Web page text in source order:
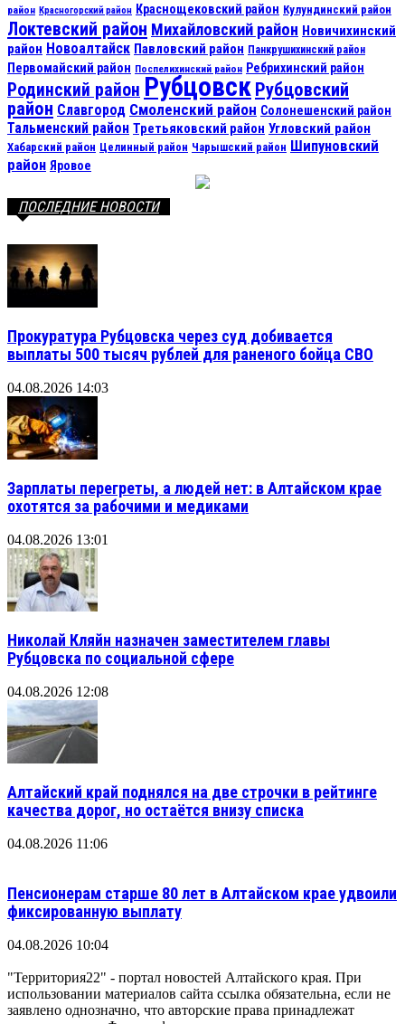
район Красногорский район Краснощековский район Кулундинский район
Локтевский район Михайловский район Новичихинский
район Новоалтайск Павловский район Панкрушихинский район
Первомайский район Поспелихинский район Ребрихинский район
Родинский район Рубцовск Рубцовский
район Славгород Смоленский район Солонешенский район
Тальменский район Третьяковский район Угловский район
Хабарский район Целинный район Чарышский район Шипуновский
район Яровое
ПОСЛЕДНИЕ НОВОСТИ
Прокуратура Рубцовска через суд добивается
выплаты 500 тысяч рублей для раненого бойца СВО
04.08.2026 14:03
Зарплаты перегреты, а людей нет: в Алтайском крае
охотятся за рабочими и медиками
04.08.2026 13:01
Николай Кляйн назначен заместителем главы
Рубцовска по социальной сфере
04.08.2026 12:08
Алтайский край поднялся на две строчки в рейтинге
качества дорог, но остаётся внизу списка
04.08.2026 11:06
Пенсионерам старше 80 лет в Алтайском крае удвоили
фиксированную выплату
04.08.2026 10:04
"Территория22" - портал новостей Алтайского края. При
использовании материалов сайта ссылка обязательна, если не
заявлено однозначно, что авторские права принадлежат